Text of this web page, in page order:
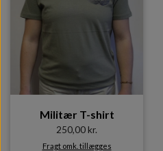
Militær T-shirt
250,00 kr.
Fragt omk. tillægges